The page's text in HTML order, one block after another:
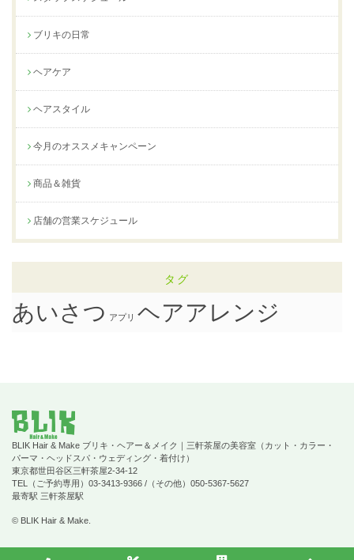
ブリキの日常
ヘアケア
ヘアスタイル
今月のオススメキャンペーン
商品＆雑貨
店舗の営業スケジュール
タグ
あいさつ アプリ ヘアアレンジ
BLIK Hair & Make ブリキ・ヘアー＆メイク｜三軒茶屋の美容室（カット・カラー・
パーマ・ヘッドスパ・ウェディング・着付け）
東京都世田谷区三軒茶屋2-34-12
TEL（ご予約専用）03-3413-9366 /（その他）050-5367-5627
最寄駅 三軒茶屋駅
© BLIK Hair & Make.